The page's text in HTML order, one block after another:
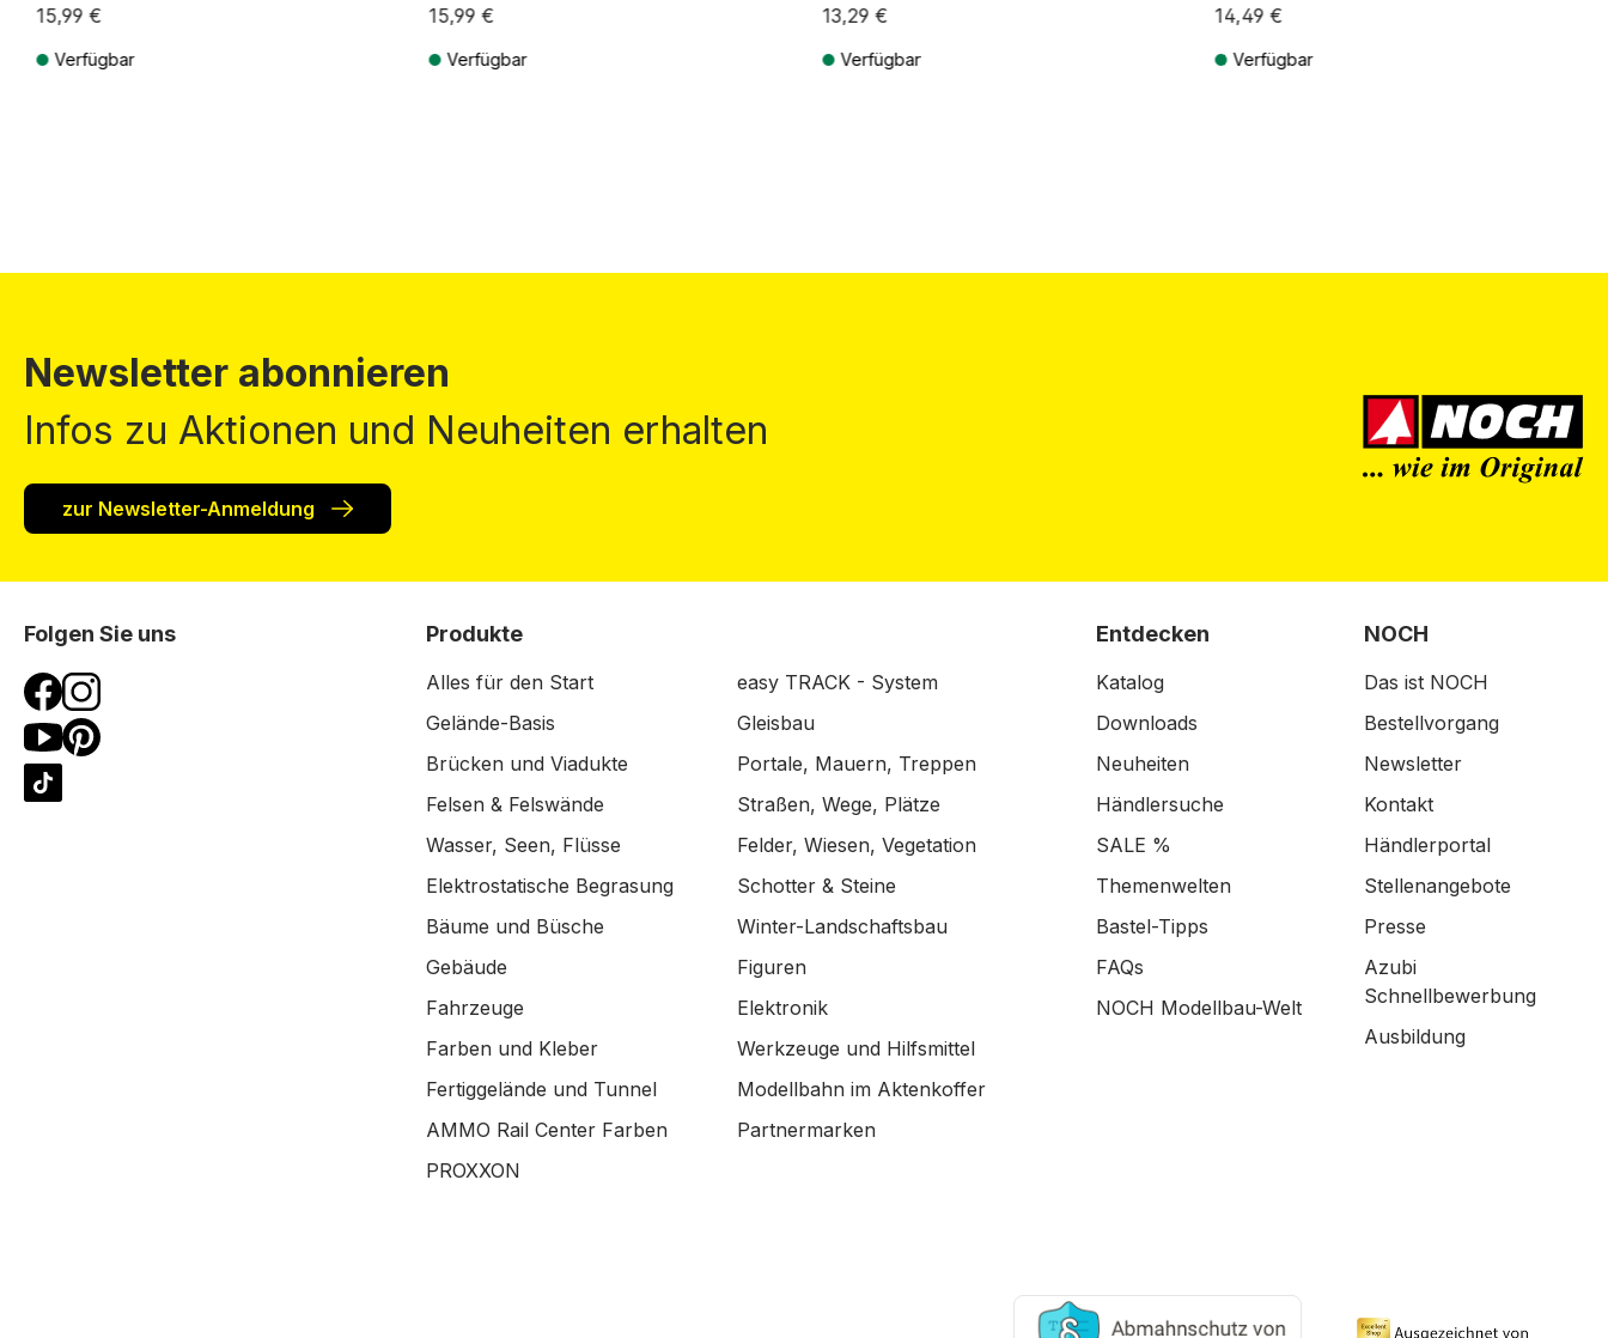
15,99 €
Verfügbar
15,99 €
Verfügbar
13,29 €
Verfügbar
14,49 €
Verfügbar
Newsletter abonnieren
Infos zu Aktionen und Neuheiten erhalten
zur Newsletter-Anmeldung
Folgen Sie uns Produkte
Alles für den Start
easy TRACK - System
Gelände-Basis
Gleisbau
Brücken und Viadukte
Portale, Mauern, Treppen
Felsen & Felswände
Straßen, Wege, Plätze
Wasser, Seen, Flüsse
Felder, Wiesen, Vegetation
Elektrostatische Begrasung
Schotter & Steine
Bäume und Büsche
Winter-Landschaftsbau
Gebäude
Figuren
Fahrzeuge
Elektronik
Farben und Kleber
Werkzeuge und Hilfsmittel
Fertiggelände und Tunnel
Modellbahn im Aktenkoffer
AMMO Rail Center Farben
Partnermarken
PROXXON
Entdecken
Katalog
Downloads
Neuheiten
Händlersuche
SALE %
Themenwelten
Bastel-Tipps
FAQs
NOCH Modellbau-Welt
NOCH
Das ist NOCH
Bestellvorgang
Newsletter
Kontakt
Händlerportal
Stellenangebote
Presse
Azubi
Schnellbewerbung
Ausbildung